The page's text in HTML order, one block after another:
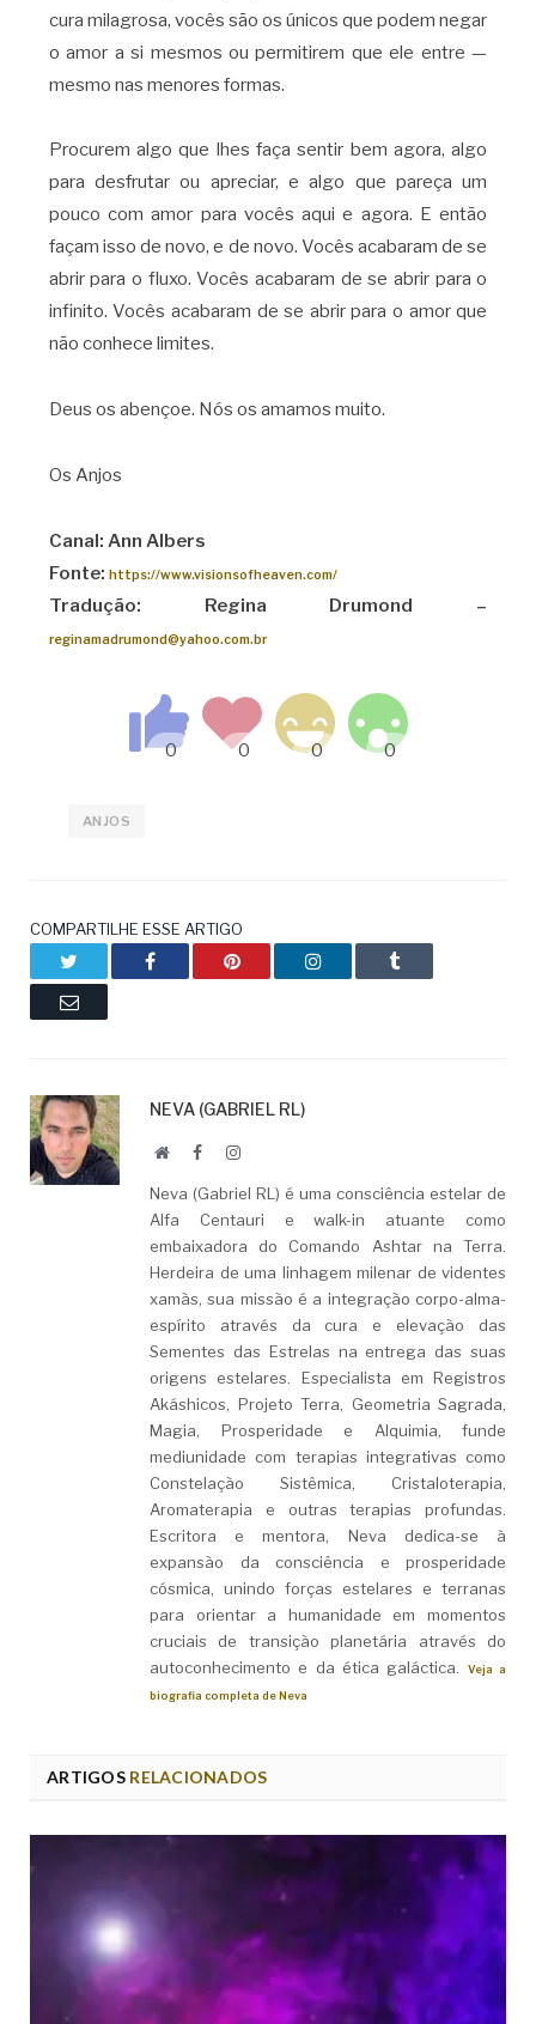
cura milagrosa, vocês são os únicos que podem negar
o amor a si mesmos ou permitirem que ele entre —
mesmo nas menores formas.
Procurem algo que lhes faça sentir bem agora, algo
para desfrutar ou apreciar, e algo que pareça um
pouco com amor para vocês aqui e agora. E então
façam isso de novo, e de novo. Vocês acabaram de se
abrir para o fluxo. Vocês acabaram de se abrir para o
infinito. Vocês acabaram de se abrir para o amor que
não conhece limites.
Deus os abençoe. Nós os amamos muito.
Os Anjos
Canal: Ann Albers
Fonte: https://www.visionsofheaven.com/
Tradução: Regina Drumond –
reginamadrumond@yahoo.com.br
ANJOS
COMPARTILHE ESSE ARTIGO
Facebook Pinterest LinkedIn Tumblr
Email
NEVA (GABRIEL RL)
WebsiteFacebookLinkedIn
Neva (Gabriel RL) é uma consciência estelar de
Alfa Centauri e walk-in atuante como
embaixadora do Comando Ashtar na Terra.
Herdeira de uma linhagem milenar de videntes
xamãs, sua missão é a integração corpo-alma-
espírito através da cura e elevação das
Sementes das Estrelas na entrega das suas
origens estelares. Especialista em Registros
Akáshicos, Projeto Terra, Geometria Sagrada,
Magia, Prosperidade e Alquimia, funde
mediunidade com terapias integrativas como
Constelação Sistêmica, Cristaloterapia,
Aromaterapia e outras terapias profundas.
Escritora e mentora, Neva dedica-se à
expansão da consciência e prosperidade
cósmica, unindo forças estelares e terranas
para orientar a humanidade em momentos
cruciais de transição planetária através do
autoconhecimento e da ética galáctica.
Veja a
biografia completa de Neva
ARTIGOSRELACIONADOS